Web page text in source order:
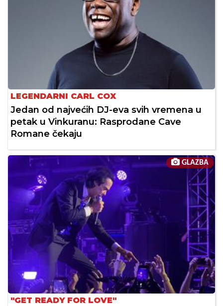
LEGENDARNI CARL COX
Jedan od najvećih DJ-eva svih vremena u
petak u Vinkuranu: Rasprodane Cave
Romane čekaju
GLAZBA
"GET READY FOR LOVE"